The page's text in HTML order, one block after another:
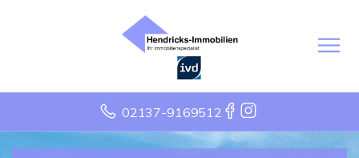
02137-9169512